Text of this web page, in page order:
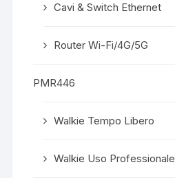
Cavi & Switch Ethernet
Router Wi-Fi/4G/5G
PMR446
Walkie Tempo Libero
Walkie Uso Professionale